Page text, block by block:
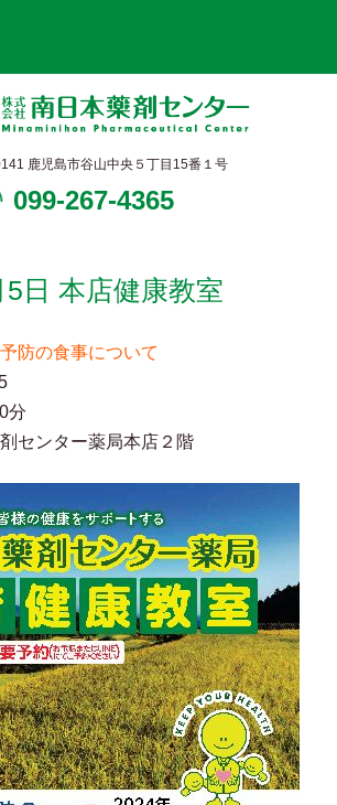
鹿児島市谷山中央５丁目15番１号
099-267-4365
日 本店健康教室
防の食事について
分
センター薬局本店２階